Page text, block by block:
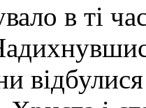
в ті